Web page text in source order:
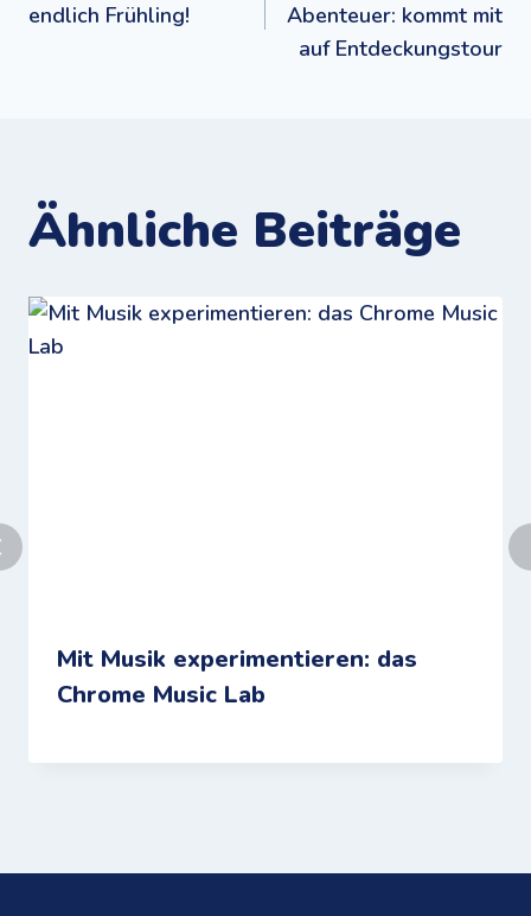
endlich Frühling!
Abenteuer: kommt mit
auf Entdeckungstour
Ähnliche Beiträge
Mit Musik experimentieren: das
Chrome Music Lab